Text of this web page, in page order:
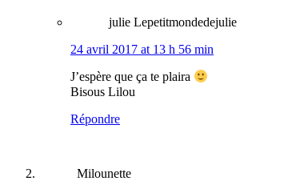
julie Lepetitmondedejulie
24 avril 2017 at 13 h 56 min
J’espère que ça te plaira
Bisous Lilou
Répondre
Milounette